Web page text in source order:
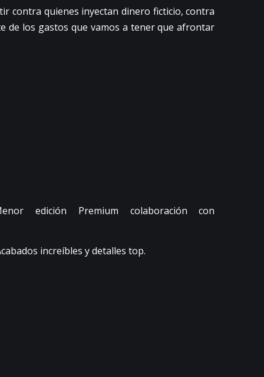
contra quienes inyectan dinero ficticio, contra
de los gastos que vamos a tener que afrontar
edición Premium colaboración con
increíbles y detalles top.